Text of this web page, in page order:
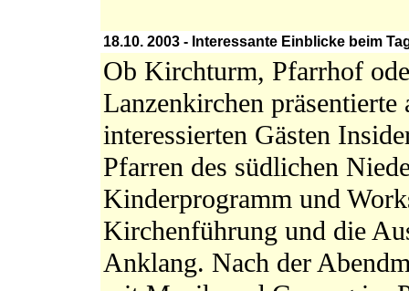
18.10. 2003 - Interessante Einblicke beim
Ob Kirchturm, Pfarrhof
Lanzenkirchen
interessierten Gästen
Pfarren des südlichen
Kinderprogramm und
Kirchenführung und die
Anklang. Nach der